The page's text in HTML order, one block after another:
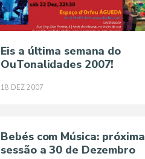
Eis a última semana do
OuTonalidades 2007!
18 DEZ 2007
Bebés com Música: próxima
sessão a 30 de Dezembro